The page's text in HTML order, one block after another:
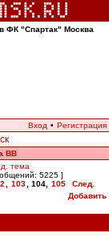
ФК "Спартак" Москва
Вход • Регистрация
ВВ
тема
5225 ]
103 104, 105
След.
Добавить